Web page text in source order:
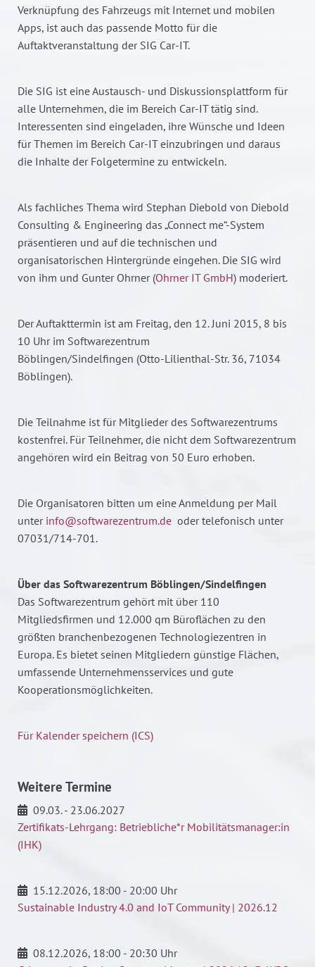
Verknüpfung des Fahrzeugs mit Internet und mobilen
Apps, ist auch das passende Motto für die
Auftaktveranstaltung der SIG Car-IT.
Die SIG ist eine Austausch- und Diskussionsplattform für
alle Unternehmen, die im Bereich Car-IT tätig sind.
Interessenten sind eingeladen, ihre Wünsche und Ideen
für Themen im Bereich Car-IT einzubringen und daraus
die Inhalte der Folgetermine zu entwickeln.
Als fachliches Thema wird Stephan Diebold von Diebold
Consulting & Engineering das „Connect me“-System
präsentieren und auf die technischen und
organisatorischen Hintergründe eingehen. Die SIG wird
von ihm und Gunter Ohrner (Ohrner IT GmbH) moderiert.
Der Auftakttermin ist am Freitag, den 12. Juni 2015, 8 bis
10 Uhr im Softwarezentrum
Böblingen/Sindelfingen (Otto-Lilienthal-Str. 36, 71034
Böblingen).
Die Teilnahme ist für Mitglieder des Softwarezentrums
kostenfrei. Für Teilnehmer, die nicht dem Softwarezentrum
angehören wird ein Beitrag von 50 Euro erhoben.
Die Organisatoren bitten um eine Anmeldung per Mail
unter info@softwarezentrum.de oder telefonisch unter
07031/714-701.
Über das Softwarezentrum Böblingen/Sindelfingen
Das Softwarezentrum gehört mit über 110
Mitgliedsfirmen und 12.000 qm Büroflächen zu den
größten branchenbezogenen Technologiezentren in
Europa. Es bietet seinen Mitgliedern günstige Flächen,
umfassende Unternehmensservices und gute
Kooperationsmöglichkeiten.
Für Kalender speichern (ICS)
Weitere Termine
09.03. - 23.06.2027
Zertifikats-Lehrgang: Betriebliche*r Mobilitätsmanager:in
(IHK)
15.12.2026, 18:00 - 20:00 Uhr
Sustainable Industry 4.0 and IoT Community | 2026.12
08.12.2026, 18:00 - 20:30 Uhr